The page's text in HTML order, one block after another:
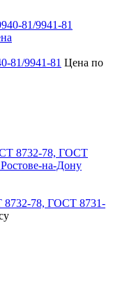
81/9941-81 Цена по
8732-78, ГОСТ 8731-